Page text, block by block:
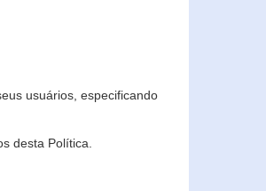
usuários, especificando
desta Política.